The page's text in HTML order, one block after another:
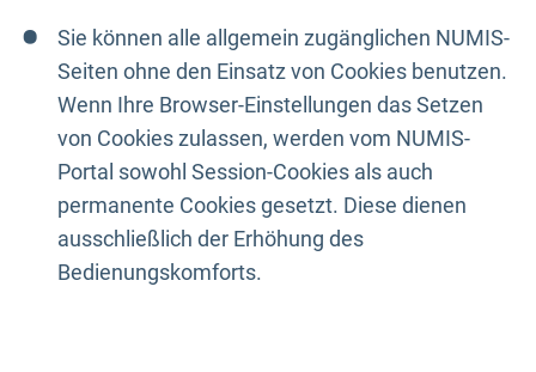
Sie können alle allgemein zugänglichen NUMIS-
Seiten ohne den Einsatz von Cookies benutzen.
Wenn Ihre Browser-Einstellungen das Setzen
von Cookies zulassen, werden vom NUMIS-
Portal sowohl Session-Cookies als auch
permanente Cookies gesetzt. Diese dienen
ausschließlich der Erhöhung des
Bedienungskomforts.